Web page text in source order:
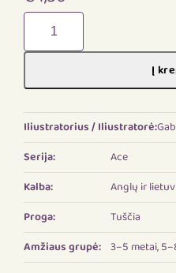
produkto
kiekis:
Pervalkos
Į
Iliustratorius / Iliustratorė:
Serija:
Ace
Kalba:
Anglų ir
Proga:
Tuščia
Amžiaus grupė: 3–5 metai,